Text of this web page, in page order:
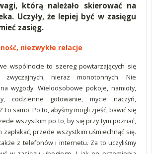
którą należało skierować na
Uczyły, że lepiej być w zasięgu
zasięg.
niezwykłe relacje
wspólnocie to szereg powtarzających się
zwyczajnych, nieraz monotonnych. Nie
wygody. Wieloosobowe pokoje, namioty,
codzienne gotowanie, mycie naczyń,
To samo. Po to, abyśmy mogli zjeść, bawić się
wszystkim po to, by się przy tym poznać,
zapłakać, przede wszystkim uśmiechnąć się.
z telefonów i internetu. Za to uczyliśmy